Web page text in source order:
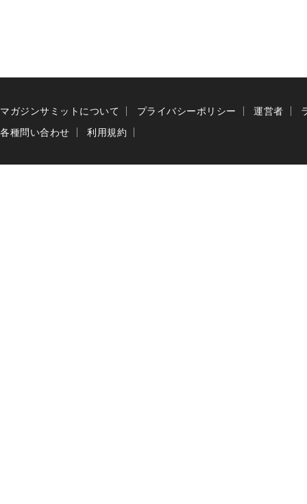
マガジンサミットについて プライバシーポリシー 運営者
各種問い合わせ
利用規約